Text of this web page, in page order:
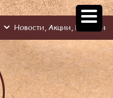
Новости, Акции, Новинки